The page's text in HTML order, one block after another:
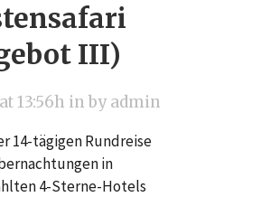
III)
13:56h in by admin
14-tägigen Rundreise
in
4-Sterne-Hotels